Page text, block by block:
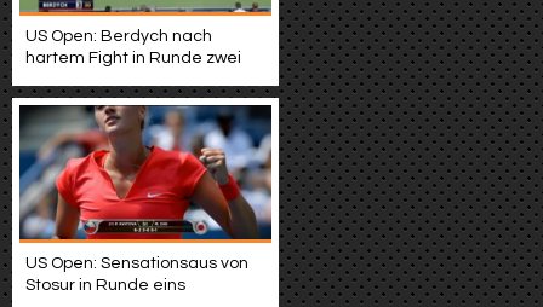
US Open: Berdych nach
hartem Fight in Runde zwei
US Open: Sensationsaus von
Stosur in Runde eins